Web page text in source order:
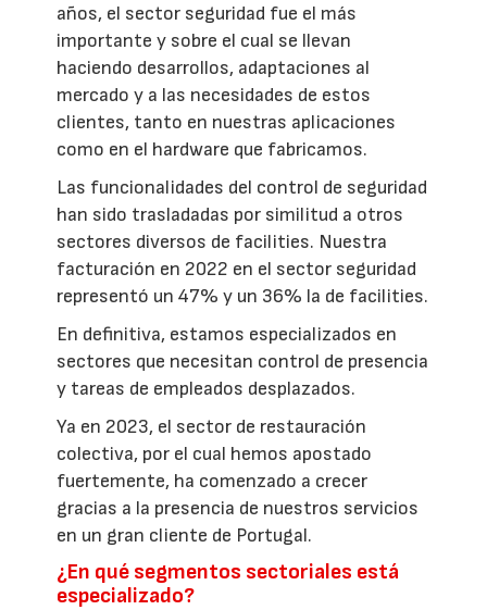
años, el sector seguridad fue el más
importante y sobre el cual se llevan
haciendo desarrollos, adaptaciones al
mercado y a las necesidades de estos
clientes, tanto en nuestras aplicaciones
como en el hardware que fabricamos.
Las funcionalidades del control de seguridad
han sido trasladadas por similitud a otros
sectores diversos de facilities. Nuestra
facturación en 2022 en el sector seguridad
representó un 47% y un 36% la de facilities.
En definitiva, estamos especializados en
sectores que necesitan control de presencia
y tareas de empleados desplazados.
Ya en 2023, el sector de restauración
colectiva, por el cual hemos apostado
fuertemente, ha comenzado a crecer
gracias a la presencia de nuestros servicios
en un gran cliente de Portugal.
¿En qué segmentos sectoriales está
especializado?